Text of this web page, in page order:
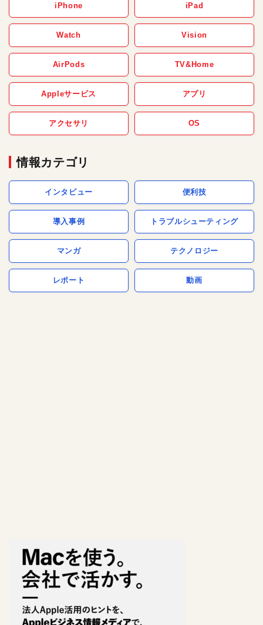
iPhone iPad
Watch Vision
AirPods TV&Home
Appleサービス アプリ
アクセサリ OS
情報カテゴリ
インタビュー 便利技
導入事例 トラブルシューティング
マンガ テクノロジー
レポート 動画